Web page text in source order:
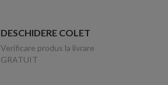
DESCHIDERE COLET
Verificare produs la livrare
GRATUIT